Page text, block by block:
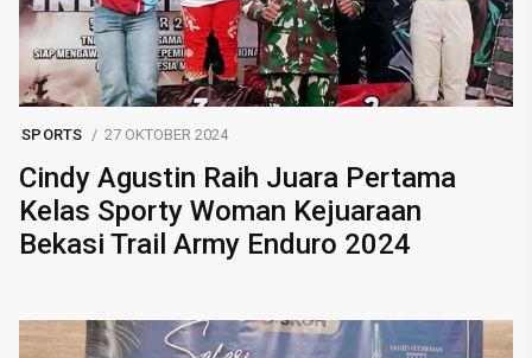
SPORTS 27 OKTOBER 2024
Cindy Agustin Raih Juara Pertama
Kelas Sporty Woman Kejuaraan
Bekasi Trail Army Enduro 2024